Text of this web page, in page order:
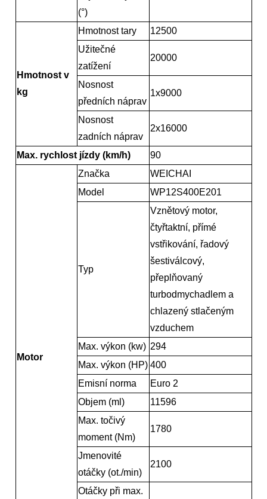
(°)
Hmotnost v
kg
Hmotnost tary
12500
Užitečné
zatížení
20000
Nosnost
předních náprav
1x9000
Nosnost
zadních náprav
2x16000
Max. rychlost jízdy (km/h) 90
Motor
Značka
WEICHAI
Model
WP12S400E201
Typ
Vznětový motor,
čtyřtaktní, přímé
vstřikování, řadový
šestiválcový,
přeplňovaný
turbodmychadlem a
chlazený stlačeným
vzduchem
Max. výkon (kw) 294
Max. výkon (HP) 400
Emisní norma
Euro 2
Objem (ml)
11596
Max. točivý
moment (Nm)
1780
Jmenovité
otáčky (ot./min)
2100
Otáčky při max.